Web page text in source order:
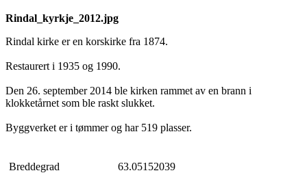
Rindal_kyrkje_2012.jpg
Rindal kirke er en korskirke fra 1874.
Restaurert i 1935 og 1990.
Den 26. september 2014 ble kirken rammet av en brann i
klokketårnet som ble raskt slukket.
Byggverket er i tømmer og har 519 plasser.
Breddegrad
63.05152039